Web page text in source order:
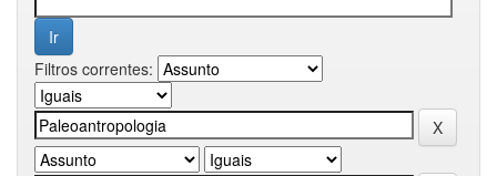
Filtros correntes: